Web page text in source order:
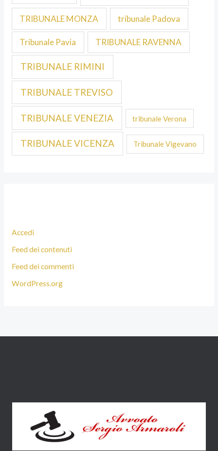
TRIBUNALE MONZA tribunale Padova
Tribunale Pavia TRIBUNALE RAVENNA
TRIBUNALE RIMINI
TRIBUNALE TREVISO
TRIBUNALE VENEZIA tribunale Verona
TRIBUNALE VICENZA Tribunale Vigevano
Accedi
Feed dei contenuti
Feed dei commenti
WordPress.org